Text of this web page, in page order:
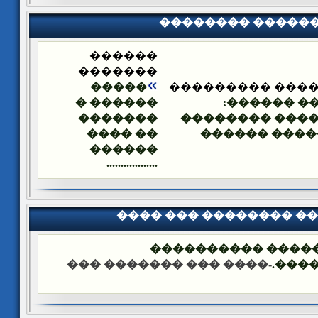
��������
��������
�����
��������
�� ������
������
�������
�����
������ �
�������
�� ����
������
..................
���� ��� ��������
��� ����:
-���� ��� ������� ���